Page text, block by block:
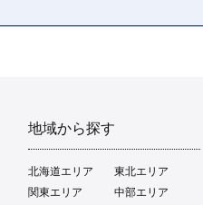
地域から探す
北海道エリア
東北エリア
関東エリア
中部エリア